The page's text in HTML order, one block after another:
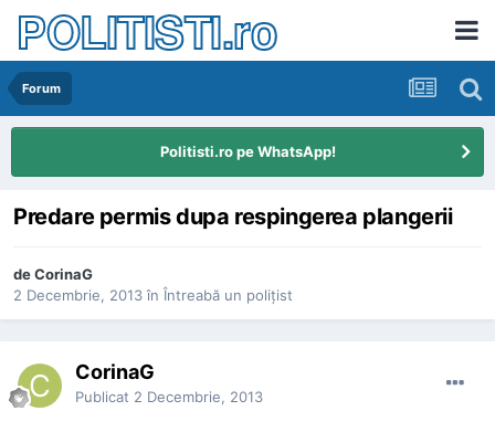
POLITISTI.ro
Forum
Politisti.ro pe WhatsApp!
Predare permis dupa respingerea plangerii
deCorinaG
2 Decembrie, 2013 în Întreabă un poliţist
CorinaG
Publicat 2 Decembrie, 2013